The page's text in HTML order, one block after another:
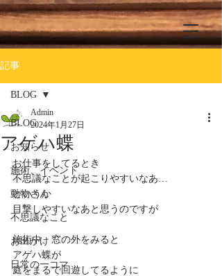
記事
BLOG
お知らせ
施術、イベント
動物さん
不思議なこと
お出かけ
日常の一コマ
BLOG
アゲハ蝶
Admin
2024年1月27日
お仕事をしてるとき
不思議なことが起こりやすいなあ…
というか
目撃しやすいなあと思うのですが
施術中、窓の外をみると
アゲハ蝶が
庭をまるで回遊してるように